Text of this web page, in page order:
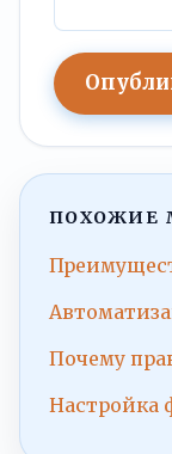
ПОХОЖИЕ
Почему
Настройка